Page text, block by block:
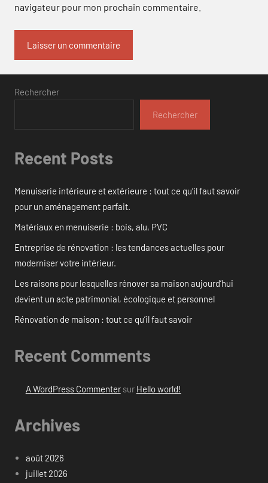
navigateur pour mon prochain commentaire.
Rechercher
Rechercher
Recent Posts
Menuiserie intérieure et extérieure : tout ce qu’il faut savoir
pour un aménagement parfait.
Matériaux en menuiserie : bois, alu, PVC
Entreprise de rénovation : les tendances actuelles pour
moderniser votre intérieur.
Les raisons pour lesquelles rénover sa maison aujourd’hui
devient un acte patrimonial, écologique et personnel
Rénovation de maison : tout ce qu’il faut savoir
Recent Comments
A WordPress Commentersur Hello world!
Archives
août 2026
juillet 2026